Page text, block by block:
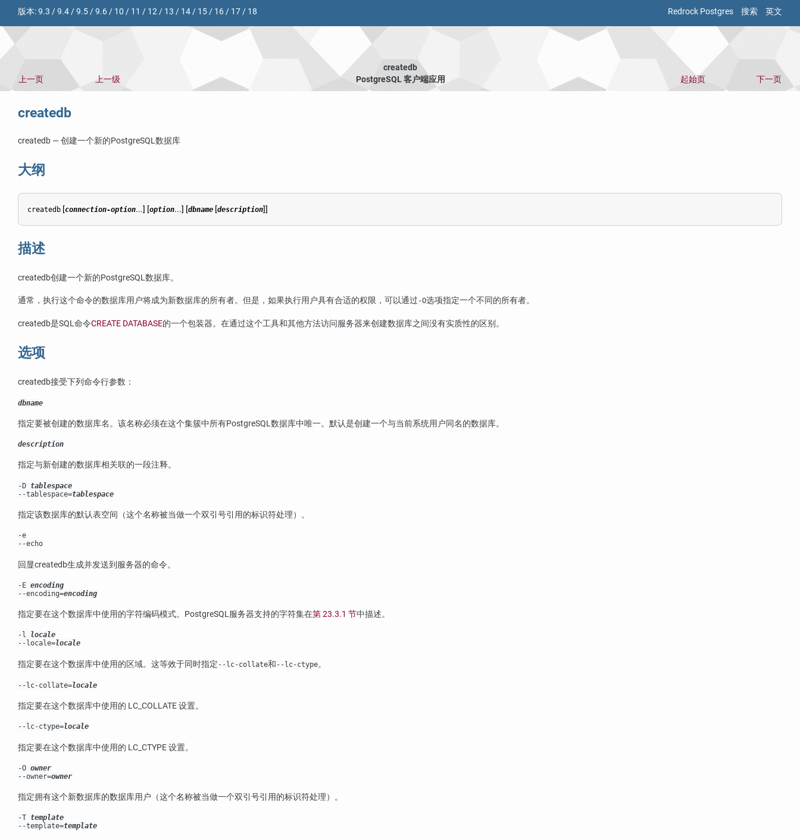
Redrock Postgres 搜索 英文
版本:9.3 /9.4/9.5/9.6/ 10 / 11 / 12/ 13 / 14/ 15/ 16/ 17/ 18
createdb
上一页
上一级 PostgreSQL 客户端应用 起始页 下一页
createdb
createdb — 创建一个新的PostgreSQL数据库
大纲
createdb [connection-option...] [option...] [dbname [description]]
描述
createdb创建一个新的PostgreSQL数据库。
通常，执行这个命令的数据库用户将成为新数据库的所有者。但是，如果执行用户具有合适的权限，可以通过 -O选项指定一个不同的所有者。
createdb是SQL命令CREATE DATABASE的一个包装器。在通过这个工具和其他方法访问服务器来创建数据库之间没有实质性的区别。
选项
createdb接受下列命令行参数：
dbname
指定要被创建的数据库名。该名称必须在这个集簇中所有PostgreSQL数据库中唯一。默认是创建一个与当前系统用户同名的数据库。
description
指定与新创建的数据库相关联的一段注释。
-D tablespace
--tablespace=tablespace
指定该数据库的默认表空间（这个名称被当做一个双引号引用的标识符处理）。
-e
--echo
回显createdb生成并发送到服务器的命令。
-E encoding
--encoding=encoding
指定要在这个数据库中使用的字符编码模式。 PostgreSQL服务器支持的字符集在第 23.3.1 节中描述。
-l
locale
--locale=locale
指定要在这个数据库中使用的区域。这等效于同时指定 --lc-collate和 --lc-ctype。
--lc-collate=locale
指定要在这个数据库中使用的 LC_COLLATE 设置。
--lc-ctype=locale
指定要在这个数据库中使用的 LC_CTYPE 设置。
-O owner
--owner=owner
指定拥有这个新数据库的数据库用户（这个名称被当做一个双引号引用的标识符处理）。
-T template
--template=template